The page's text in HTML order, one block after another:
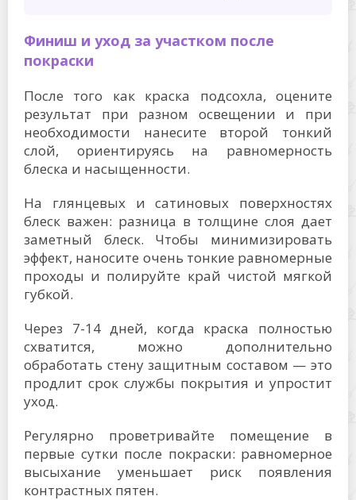
Финиш и уход за участком после
покраски
После того как краска подсохла, оцените
результат при разном освещении и при
необходимости нанесите второй тонкий
слой, ориентируясь на равномерность
блеска и насыщенности.
На глянцевых и сатиновых поверхностях
блеск важен: разница в толщине слоя дает
заметный блеск. Чтобы минимизировать
эффект, наносите очень тонкие равномерные
проходы и полируйте край чистой мягкой
губкой.
Через 7-14 дней, когда краска полностью
схватится, можно дополнительно
обработать стену защитным составом — это
продлит срок службы покрытия и упростит
уход.
Регулярно проветривайте помещение в
первые сутки после покраски: равномерное
высыхание уменьшает риск появления
контрастных пятен.